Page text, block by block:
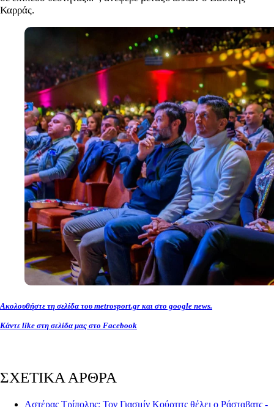
Καρράς.
Ακολουθήστε τη σελίδα του metrosport.gr και στο google news.
Κάντε like στη σελίδα μας στο Facebook
ΣΧΕΤΙΚΑ ΑΡΘΡΑ
Αστέρας Τρίπολης: Τον Γιασμίν Κούρτιτς θέλει ο Ράσταβατς -